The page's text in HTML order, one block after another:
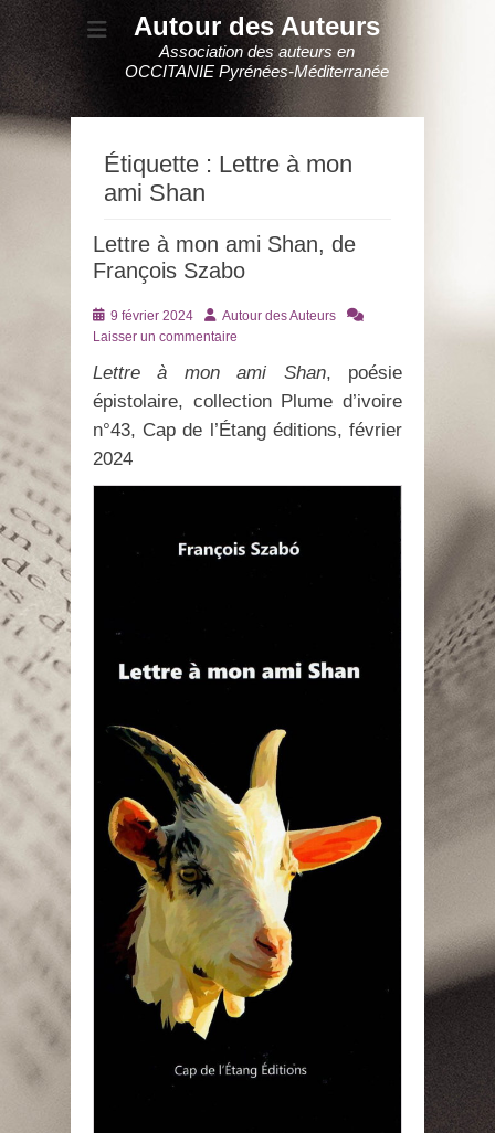
Autour des Auteurs
Association des auteurs en
OCCITANIE Pyrénées-Méditerranée
Étiquette : Lettre à mon
ami Shan
Lettre à mon ami Shan, de
François Szabo
Posté
le
9 février 2024 AuteurAutour des Auteurs
Laisser un commentaire
Lettre à mon ami Shan, poésie
épistolaire, collection Plume d’ivoire
n°43, Cap de l’Étang éditions, février
2024